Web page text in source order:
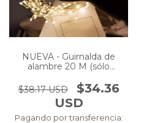
NUEVA - Guirnalda de
alambre 20 M (sólo
$38.17 USD
$34.36
USD
Pagando por transferencia: